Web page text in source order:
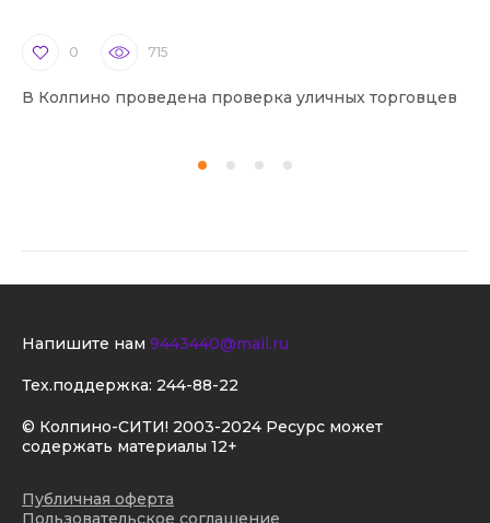
0 715
В Колпино проведена проверка уличных торговцев
© Колпино-СИТИ! 2003-2024 Ресурс может
содержать материалы 12+
Публичная оферта
Пользовательское соглашение
Напишите нам 9443440@mail.ru
Тех.поддержка: 244-88-22